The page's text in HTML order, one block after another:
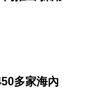
多家海內